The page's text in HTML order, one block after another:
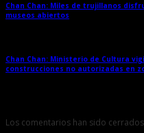
Chan Chan: Miles de trujillanos
museos abiertos
Chan Chan: Ministerio de Cultura
construcciones no autorizadas en
Los comentarios han sido